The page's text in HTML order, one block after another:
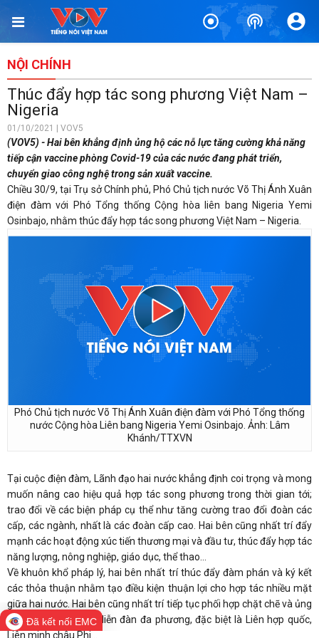
NỘI CHÍNH
Thúc đẩy hợp tác song phương Việt Nam –
Nigeria
01/10/2021 | VOV5
(VOV5) - Hai bên khẳng định ủng hộ các nỗ lực tăng cường khả năng
tiếp cận vaccine phòng Covid-19 của các nước đang phát triển,
chuyển giao công nghệ trong sản xuất vaccine.
Chiều 30/9, tại Trụ sở Chính phủ, Phó Chủ tịch nước Võ Thị Ánh Xuân
điện đàm với Phó Tổng thống Cộng hòa liên bang Nigeria Yemi
Osinbajo, nhằm thúc đẩy hợp tác song phương Việt Nam – Nigeria.
Phó Chủ tịch nước Võ Thị Ánh Xuân điện đàm với Phó Tổng thống
nước Cộng hòa Liên bang Nigeria Yemi Osinbajo. Ảnh: Lâm
Khánh/TTXVN
Tại cuộc điện đàm, Lãnh đạo hai nước khẳng định coi trọng và mong
muốn nâng cao hiệu quả hợp tác song phương trong thời gian tới;
trao đổi về các biện pháp cụ thể như tăng cường trao đổi đoàn các
cấp, các ngành, nhất là các đoàn cấp cao. Hai bên cũng nhất trí đẩy
mạnh các hoạt động xúc tiến thương mại và đầu tư, thúc đẩy hợp tác
năng lượng, nông nghiệp, giáo dục, thể thao…
Về khuôn khổ pháp lý, hai bên nhất trí thúc đẩy đàm phán và ký kết
các thỏa thuận nhằm tạo điều kiện thuận lợi cho hợp tác nhiều mặt
giữa hai nước. Hai bên cũng nhất trí tiếp tục phối hợp chặt chẽ và ủng
hộ lẫn nhau tại các diễn đàn đa phương, đặc biệt là Liên hợp quốc,
Liên minh châu Phi…
Đã kết nối EMC